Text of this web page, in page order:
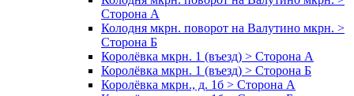
Сторона А
Колодня мкрн. поворот на Валутино мкрн. >
Сторона Б
Королёвка мкрн. 1 (въезд) > Сторона А
Королёвка мкрн. 1 (въезд) > Сторона Б
Королёвка мкрн., д. 1б > Сторона А